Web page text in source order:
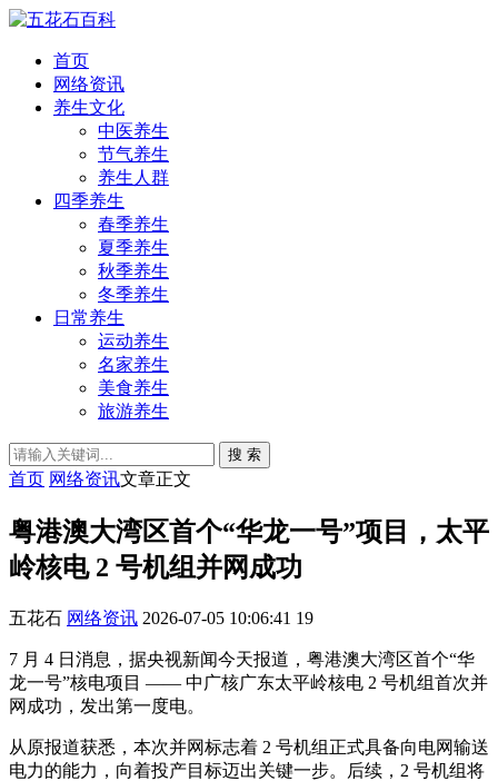
首页
网络资讯
养生文化
中医养生
节气养生
养生人群
四季养生
春季养生
夏季养生
秋季养生
冬季养生
日常养生
运动养生
名家养生
美食养生
旅游养生
搜 索
首页 网络资讯文章正文
粤港澳大湾区首个“华龙一号”项目，太平
岭核电 2 号机组并网成功
五花石 网络资讯 2026-07-05 10:06:41 19
7 月 4 日消息，据央视新闻今天报道，粤港澳大湾区首个“华
龙一号”核电项目 —— 中广核广东太平岭核电 2 号机组首次并
网成功，发出第一度电。
从原报道获悉，本次并网标志着 2 号机组正式具备向电网输送
电力的能力，向着投产目标迈出关键一步。后续，2 号机组将